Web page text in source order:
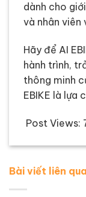
dành cho
và nhân viên
Hãy để AI
hành trình,
thông minh
EBIKE là lựa
Post Views:
Bài viết liên